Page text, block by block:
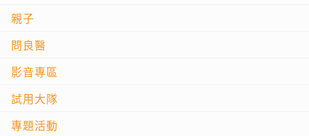
親子
問良醫
影音專區
試用大隊
專題活動